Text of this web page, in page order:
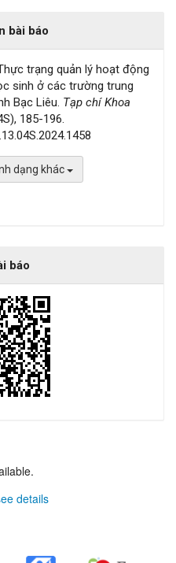
bài báo
trạng quản lý hoạt động
sinh ở các trường trung
Bạc Liêu. Tạp chí Khoa
185-196.
dạng khác
báo
details